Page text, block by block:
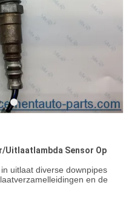
Sensor Op
uitlaat diverse downpipes
en de